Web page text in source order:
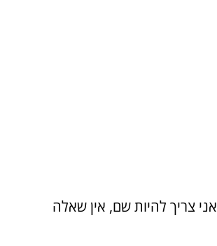
צריך להיות שם, אין שאלה